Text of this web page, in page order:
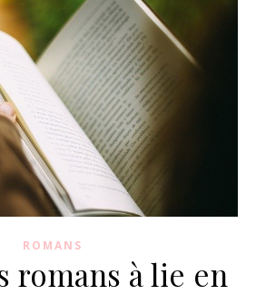
ROMANS
romans à lie en